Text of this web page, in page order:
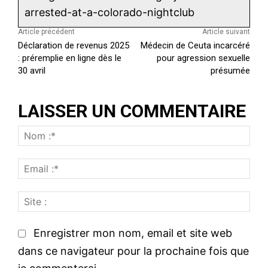
arrested-at-a-colorado-nightclub
Article précédent
Déclaration de revenus 2025
: préremplie en ligne dès le
30 avril
Article suivant
Médecin de Ceuta incarcéré
pour agression sexuelle
présumée
LAISSER UN COMMENTAIRE
o
m
i
Enregistrer mon nom, email et site web
dans ce navigateur pour la prochaine fois que